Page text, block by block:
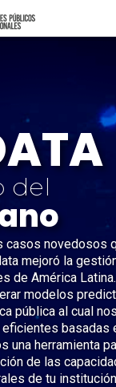
del
casos novedosos
mejoró la
de América
modelos
pública al cual
basadas
una herramienta
de las
de tu